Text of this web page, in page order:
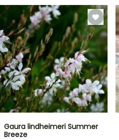
Gaura lindheimeri Summer
Breeze